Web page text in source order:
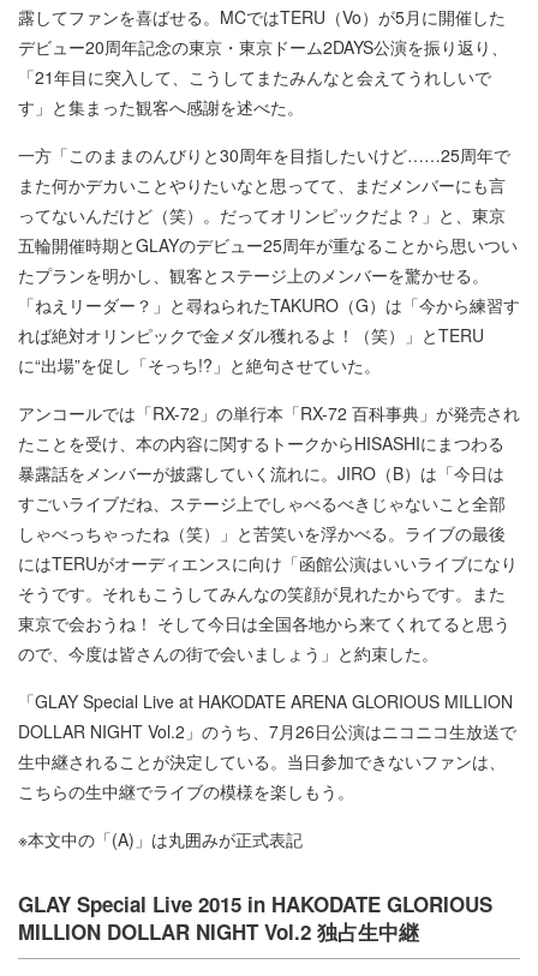
露してファンを喜ばせる。MCではTERU（Vo）が5月に開催した
デビュー20周年記念の東京・東京ドーム2DAYS公演を振り返り、
「21年目に突入して、こうしてまたみんなと会えてうれしいで
す」と集まった観客へ感謝を述べた。
一方「このままのんびりと30周年を目指したいけど……25周年で
また何かデカいことやりたいなと思ってて、まだメンバーにも言
ってないんだけど（笑）。だってオリンピックだよ？」と、東京
五輪開催時期とGLAYのデビュー25周年が重なることから思いつい
たプランを明かし、観客とステージ上のメンバーを驚かせる。
「ねえリーダー？」と尋ねられたTAKURO（G）は「今から練習す
れば絶対オリンピックで金メダル獲れるよ！（笑）」とTERU
に“出場”を促し「そっち!?」と絶句させていた。
アンコールでは「RX-72」の単行本「RX-72 百科事典」が発売され
たことを受け、本の内容に関するトークからHISASHIにまつわる
暴露話をメンバーが披露していく流れに。JIRO（B）は「今日は
すごいライブだね、ステージ上でしゃべるべきじゃないこと全部
しゃべっちゃったね（笑）」と苦笑いを浮かべる。ライブの最後
にはTERUがオーディエンスに向け「函館公演はいいライブになり
そうです。それもこうしてみんなの笑顔が見れたからです。また
東京で会おうね！ そして今日は全国各地から来てくれてると思う
ので、今度は皆さんの街で会いましょう」と約束した。
「GLAY Special Live at HAKODATE ARENA GLORIOUS MILLION
DOLLAR NIGHT Vol.2」のうち、7月26日公演はニコニコ生放送で
生中継されることが決定している。当日参加できないファンは、
こちらの生中継でライブの模様を楽しもう。
※本文中の「(A)」は丸囲みが正式表記
GLAY Special Live 2015 in HAKODATE GLORIOUS
MILLION DOLLAR NIGHT Vol.2 独占生中継